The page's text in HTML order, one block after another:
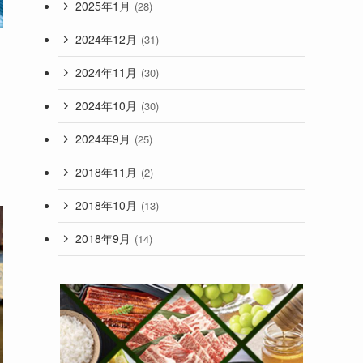
2025年1月 (28)
2024年12月 (31)
2024年11月 (30)
2024年10月 (30)
2024年9月 (25)
2018年11月 (2)
2018年10月 (13)
2018年9月 (14)